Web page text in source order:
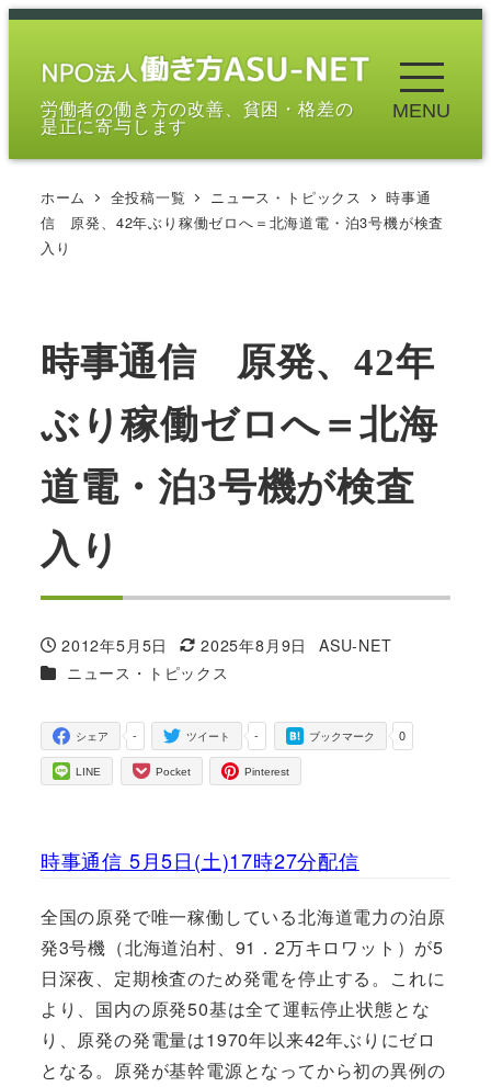
メ
労働者の働き方の改善、貧困・格差の
是正に寄与します
MENU
ホーム 全投稿一覧 ニュース・トピックス
時事通
信 原発、42年ぶり稼働ゼロへ＝北海道電・泊3号機が検査
入り
時事通信 原発、42年
ぶり稼働ゼロへ＝北海
道電・泊3号機が検査
入り
投稿日
2012年5月5日
更新日
2025年8月9日
著
ASU-NET
カテゴリー
ニュース・トピックス
-
シェア -
ツイート 0
ブックマーク
LINE Pocket Pinterest
時事通信 5月5日(土)17時27分配信
全国の原発で唯一稼働している北海道電力の泊原
発3号機（北海道泊村、91．2万キロワット）が5
日深夜、定期検査のため発電を停止する。これに
より、国内の原発50基は全て運転停止状態とな
り、原発の発電量は1970年以来42年ぶりにゼロ
となる。原発が基幹電源となってから初の異例の